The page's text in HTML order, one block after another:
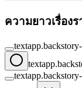
ความยาวเรื่องร